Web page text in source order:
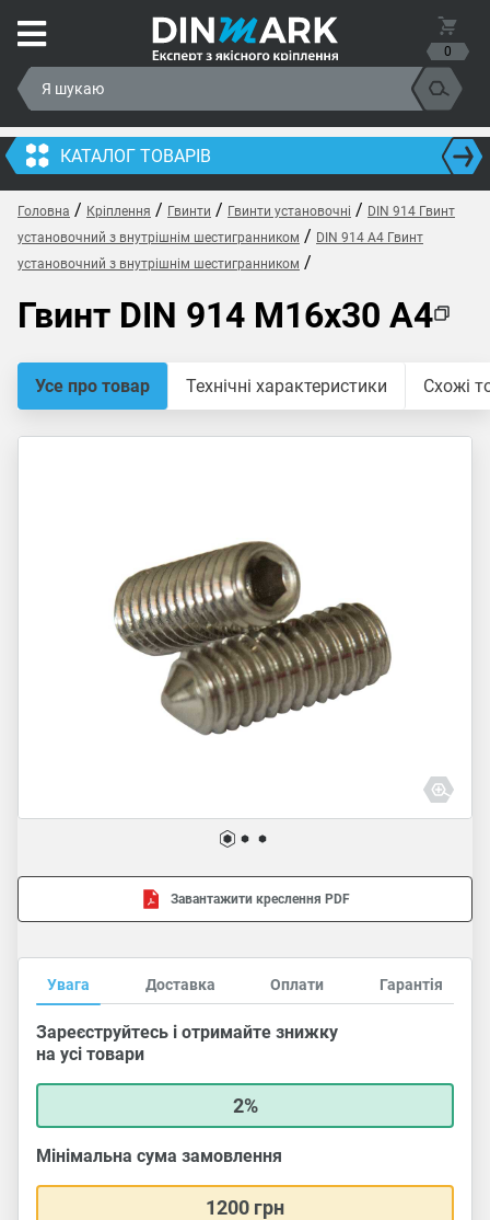
0
КАТАЛОГ ТОВАРІВ
Головна / Кріплення / Гвинти / Гвинти установочні / DIN 914 Гвинт
установочний з внутрішнім шестигранником / DIN 914 A4 Гвинт
установочний з внутрішнім шестигранником /
Гвинт DIN 914 M16x30 A4
Усе про товар Технічні характеристики Схожі
Завантажити креслення PDF
Увага Доставка Оплати Гарантія
Зареєструйтесь і отримайте знижку
на усі товари
2%
Мінімальна сума замовлення
1200 грн